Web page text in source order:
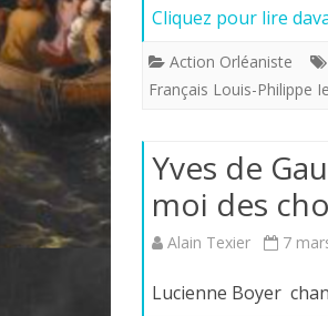
Cliquez pour lire
Action Orléaniste
Français Louis-Philippe
Yves de
moi des
Alain Texier 7
Lucienne Boyer